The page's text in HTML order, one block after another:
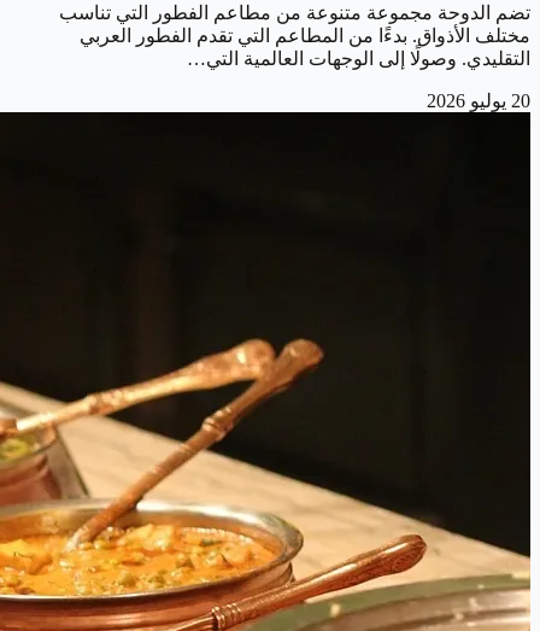
تضم الدوحة مجموعة متنوعة من مطاعم الفطور التي تناسب
مختلف الأذواق. بدءًا من المطاعم التي تقدم الفطور العربي
التقليدي. وصولًا إلى الوجهات العالمية التي…
20 يوليو 2026